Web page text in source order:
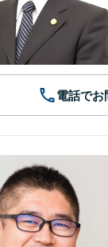
電話でお